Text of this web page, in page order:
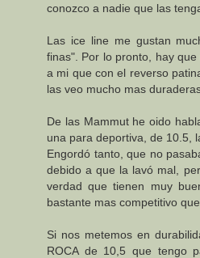
conozco a nadie que las
Las ice line me gustan
finas". Por lo pronto, hay
a mi que con el reverso
las veo mucho mas
De las Mammut he oido
una para deportiva, de 10.5,
Engordó tanto, que no
debido a que la lavó mal,
verdad que tienen muy
bastante mas competitivo
Si nos metemos en
ROCA de 10,5 que tengo